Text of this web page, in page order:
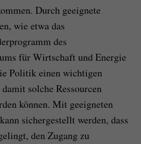
Durch geeignete
wie etwa das
des
für Wirtschaft und Energie
Politik einen wichtigen
solche Ressourcen
können. Mit geeigneten
sichergestellt werden, dass
den Zugang zu